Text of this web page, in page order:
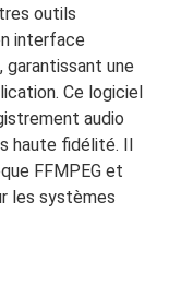
outils
interface
une
Ce logiciel
audio
haute fidélité. Il
FFMPEG et
les systèmes